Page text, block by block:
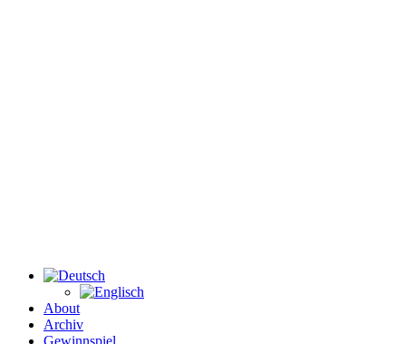
About
Archiv
Gewinnspiel